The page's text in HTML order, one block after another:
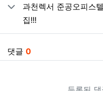
과천렉서 준공오피스
집!!!
댓글 0